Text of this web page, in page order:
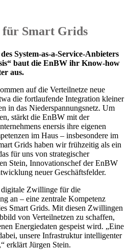
Smart Grids
System-as-a-Service-Anbieters
“ baut die EnBW ihr Know-how
aus.
auf die Verteilnetze neue
die fortlaufende Integration kleiner
in das Niederspannungsnetz. Um
stärkt die EnBW mit der
enersis ihre eigenen
im Haus – insbesondere im
Grids haben wir frühzeitig als ein
für uns von strategischer
Stein, Innovationschef der EnBW
neuer Geschäftsfelder.
digitale Zwillinge für die
an – eine zentrale Kompetenz
Smart Grids. Mit diesen Zwillingen
von Verteilnetzen zu schaffen,
Energiedaten gespeist wird. „Eine
unsere Infrastruktur intelligenter
erklärt Jürgen Stein.